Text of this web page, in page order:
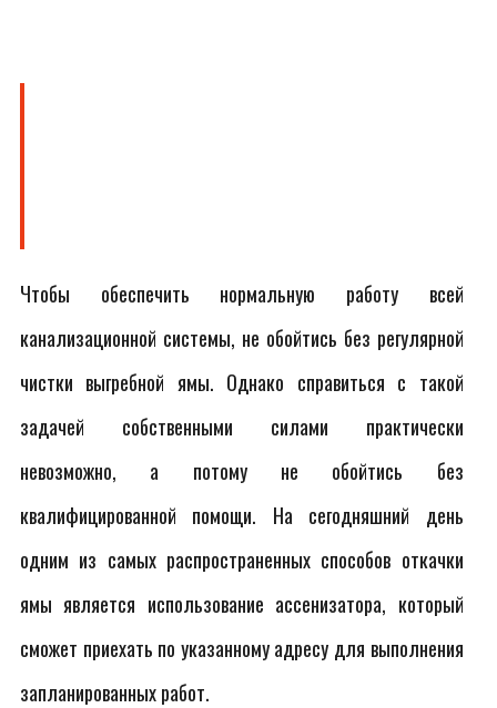
Чтобы обеспечить нормальную работу всей
канализационной системы, не обойтись без регулярной
чистки выгребной ямы. Однако справиться с такой
задачей собственными силами практически
невозможно, а потому не обойтись без
квалифицированной помощи. На сегодняшний день
одним из самых распространенных способов откачки
ямы является использование ассенизатора, который
сможет приехать по указанному адресу для выполнения
запланированных работ.